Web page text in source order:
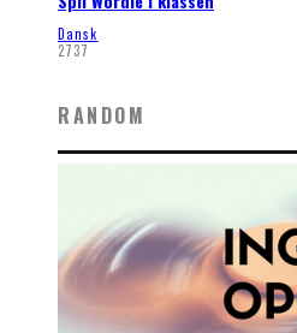
Dansk
2737
RANDOM